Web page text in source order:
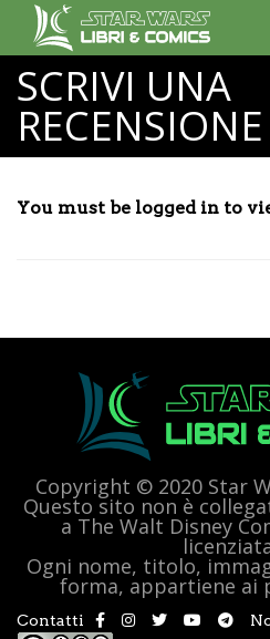
SCRIVI UNA
RECENSIONE
You must be logged in to
Copyright © 2020 Star
Questo sito non è
a The Walt Disney
Ogni nome, titolo,
forma, appartiene ai
Contatti